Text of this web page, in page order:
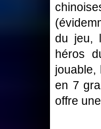
du jeu,
héros
jouable,
en 7
offre